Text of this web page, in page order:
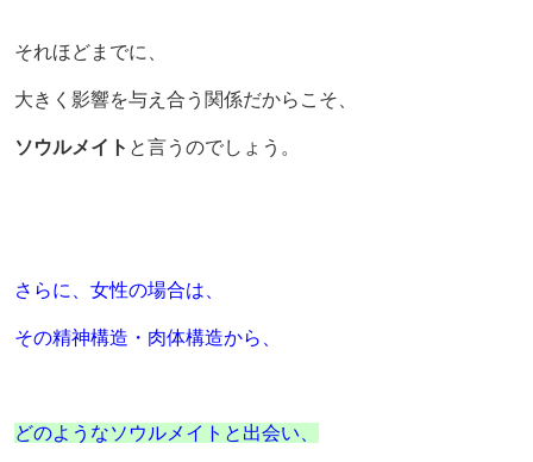
それほどまでに、
大きく影響を与え合う関係だからこそ、
ソウルメイト と言うのでしょう。
さらに、女性の場合は、
その精神構造・肉体構造から、
どのようなソウルメイトと出会い、